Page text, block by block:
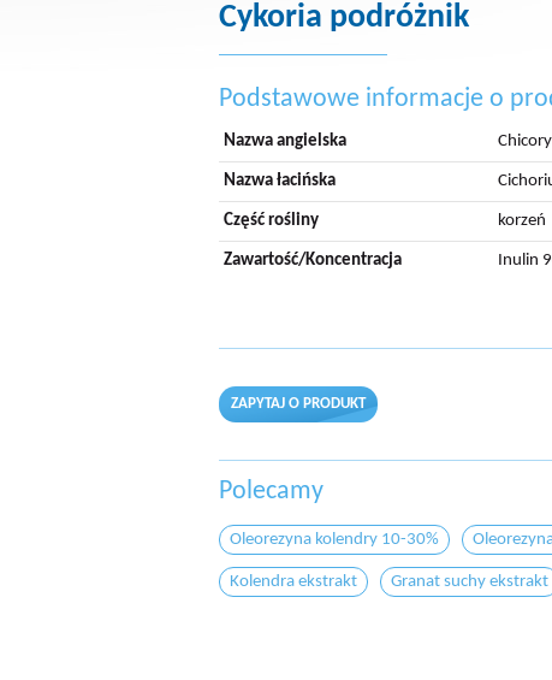
Cykoria podróżnik
Podstawowe informacje o
Nazwa angielska
Nazwa łacińska
Część rośliny korzeń
Zawartość/Koncentracja Inulin
ZAPYTAJ O PRODUKT
Polecamy
Oleorezyna kolendry 10-30%
Kolendra ekstrakt Granat suchy ekstrakt